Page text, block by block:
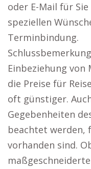
oder E-Mail für
speziellen
Terminbindung.
Einbeziehung von
die Preise für
oft günstiger.
Gegebenheiten
beachtet werden,
vorhanden sind.